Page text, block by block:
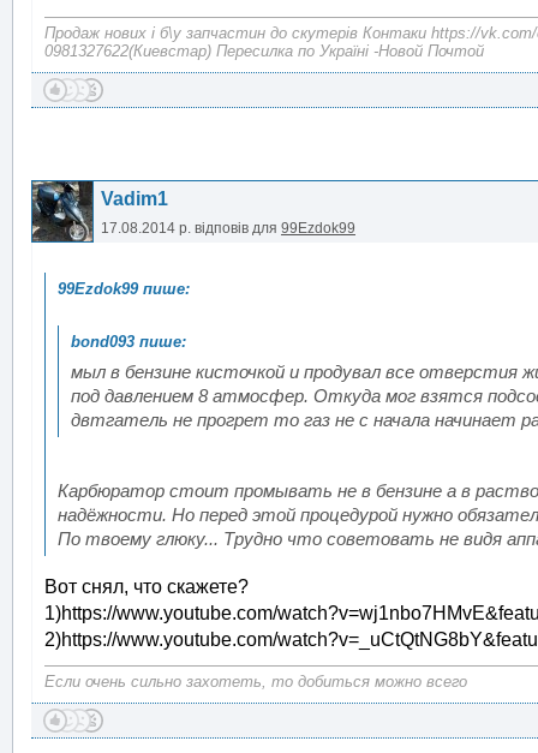
Продаж нових і б\у запчастин до скутерів Контаки https://
0981327622(Киевстар) Пересилка по Україні -Новой Почтой
Vadim1
17.08.2014 р. відповів для 99Ezdok99
мыл в бензине кисточкой и продувал все отверстия
под давлением 8 атмосфер. Откуда мог взятся
двтгатель не прогрет то газ не с начала начинает
Карбюратор стоит промывать не в бензине а в
надёжности. Но перед этой процедурой нужно
По твоему глюку... Трудно что советовать не видя
Вот снял, что скажете?
1)https://www.youtube.com/
2)https://www.youtube.com/
Если очень сильно захотеть, то добиться можно всего